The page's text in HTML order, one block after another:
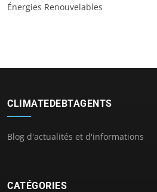
Énergies Renouvelables
CLIMATEDEBTAGENTS
Blog d'actualités et d'informations
CATÉGORIES